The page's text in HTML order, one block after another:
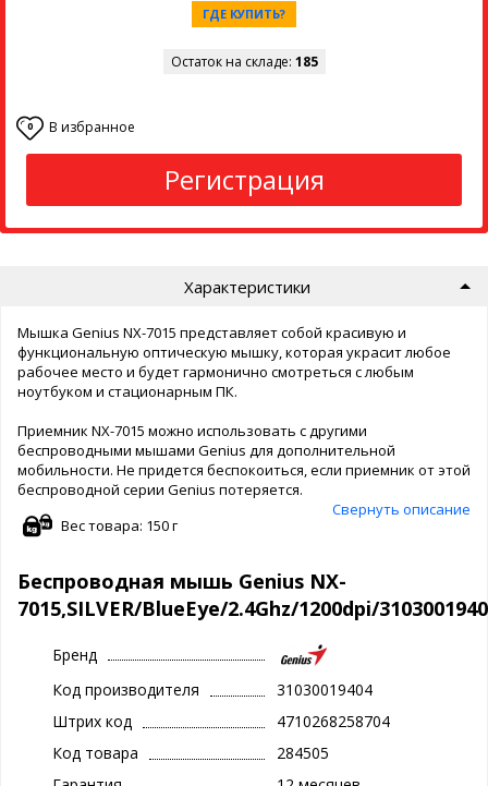
ГДЕ КУПИТЬ?
Остаток на складе: 185
0 В избранное
Регистрация
Характеристики
Мышка Genius NX-7015 представляет собой красивую и
функциональную оптическую мышку, которая украсит любое
рабочее место и будет гармонично смотреться с любым
ноутбуком и стационарным ПК.
Приемник NX-7015 можно использовать с другими
беспроводными мышами Genius для дополнительной
мобильности. Не придется беспокоиться, если приемник от этой
беспроводной серии Genius потеряется.
Свернуть описание
Вес товара: 150 г
Беспроводная мышь Genius NX-
7015,SILVER/BlueEye/2.4Ghz/1200dpi/
Бренд
Код производителя
31030019404
Штрих код
4710268258704
Код товара
284505